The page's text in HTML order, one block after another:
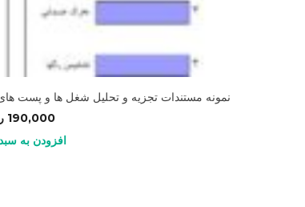
نمونه مستندات تجزیه و تحلیل شغل ها و پست
190,000
افزودن به